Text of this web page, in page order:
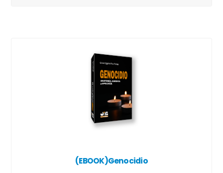
(EBOOK)Genocidio